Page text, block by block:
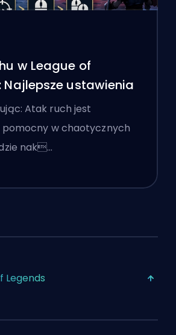
w League of
Najlepsze ustawienia
Atak ruch jest
pomocny w chaotycznych
nak…
Legends